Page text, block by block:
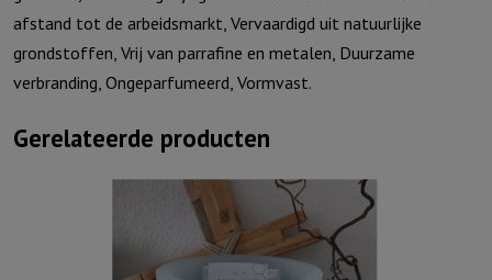
afstand tot de arbeidsmarkt, Vervaardigd uit natuurlijke
grondstoffen, Vrij van parrafine en metalen, Duurzame
verbranding, Ongeparfumeerd, Vormvast.
Gerelateerde producten